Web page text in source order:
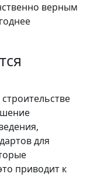
верным
для
приводит к